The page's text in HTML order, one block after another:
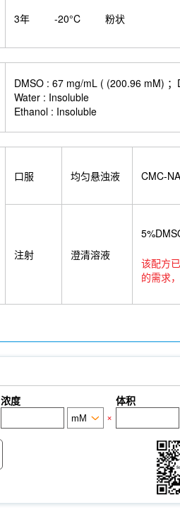
3年 -20°C 粉状
DMSO : 67 mg/mL ( (200.96 mM)
Water : Insoluble
Ethanol : Insoluble
口服 均匀悬浊液 CMC-NA
注射 澄清溶液
该配方
的需求
浓度
体积
×